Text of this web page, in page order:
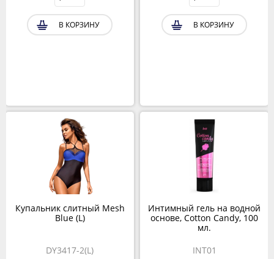
В КОРЗИНУ
Купальник слитный Mesh
Blue (L)
DY3417-2(L)
В КОРЗИНУ
Интимный гель на водной
основе, Cotton Candy, 100
мл.
INT01